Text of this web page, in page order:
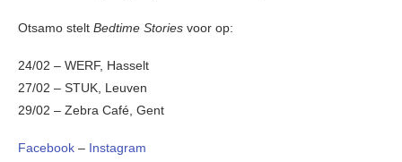
Otsamo stelt Bedtime Stories voor op:
24/02 – WERF, Hasselt
27/02 – STUK, Leuven
29/02 – Zebra Café, Gent
Facebook – Instagram